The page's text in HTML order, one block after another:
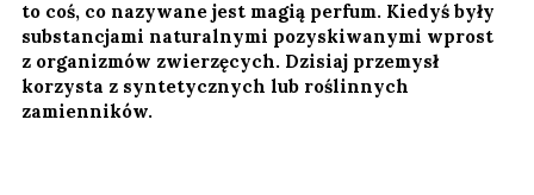
to coś, co nazywane jest magią perfum. Kiedyś były
substancjami naturalnymi pozyskiwanymi wprost
z organizmów zwierzęcych. Dzisiaj przemysł
korzysta z syntetycznych lub roślinnych
zamienników.